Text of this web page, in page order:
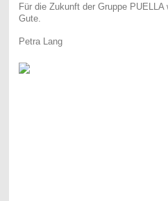
Für die Zukunft der Gruppe
Gute.
Petra Lang